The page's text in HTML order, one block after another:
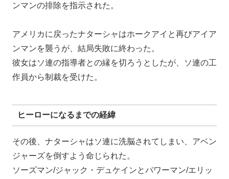
ンマンの排除を指示された。
アメリカに戻ったナターシャはホークアイと再びアイア
ンマンを襲うが、結局失敗に終わった。
彼女はソ連の指導者との縁を切ろうとしたが、ソ連の工
作員から制裁を受けた。
ヒーローになるまでの経緯
その後、ナターシャはソ連に洗脳されてしまい、アベン
ジャーズを倒すよう命じられた。
ソーズマン/ジャック・デュケインとパワーマン/エリッ